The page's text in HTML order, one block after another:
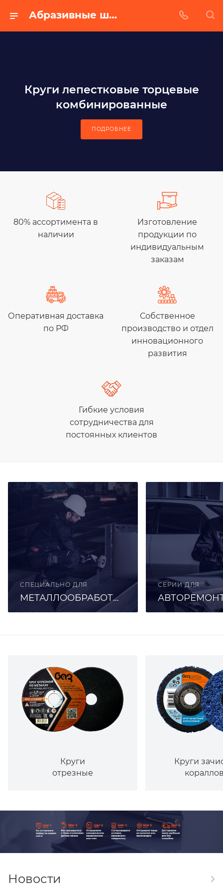
Абразивные шлифовальные материалы в Белгороде - Абразивный завод
Круги лепестковые торцевые
комбинированные
ПОДРОБНЕЕ
80% ассортимента в
наличии
Изготовление
продукции по
индивидуальным
заказам
Оперативная доставка
по РФ
Собственное
производство и отдел
инновационного
развития
Гибкие условия
сотрудничества для
постоянных клиентов
СПЕЦИАЛЬНО ДЛЯ
МЕТАЛЛООБРАБОТКИ
СЕРИИ ДЛЯ
Круги
отрезные
Круги
Новости